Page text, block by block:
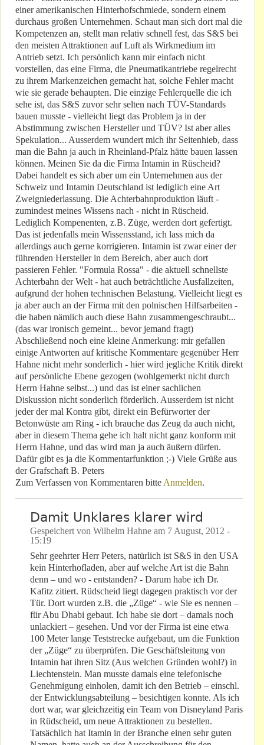
einer amerikanischen Hinterhofschmiede, sondern einem
durchaus großen Unternehmen. Schaut man sich dort mal die
Kompetenzen an, stellt man relativ schnell fest, das S&S bei
den meisten Attraktionen auf Luft als Wirkmedium im
Antrieb setzt. Ich persönlich kann mir einfach nicht
vorstellen, das eine Firma, die Pneumatikantriebe regelrecht
zu ihrem Markenzeichen gemacht hat, solche Fehler macht
wie sie gerade behaupten. Die einzige Fehlerquelle die ich
sehe ist, das S&S zuvor sehr selten nach TÜV-Standards
bauen musste - vielleicht liegt das Problem ja in der
Abstimmung zwischen Hersteller und TÜV? Ist aber alles
Spekulation... Ausserdem wundert mich ihr Seitenhieb, dass
man die Bahn ja auch in Rheinland-Pfalz hätte bauen lassen
können. Meinen Sie da die Firma Intamin in Rüscheid?
Dabei handelt es sich aber um ein Unternehmen aus der
Schweiz und Intamin Deutschland ist lediglich eine Art
Zweigniederlassung. Die Achterbahnproduktion läuft -
zumindest meines Wissens nach - nicht in Rüscheid.
Lediglich Kompenenten, z.B. Züge, werden dort gefertigt.
Das ist jedenfalls mein Wissensstand, ich lass mich da
allerdings auch gerne korrigieren. Intamin ist zwar einer der
führenden Hersteller in dem Bereich, aber auch dort
passieren Fehler. "Formula Rossa" - die aktuell schnellste
Achterbahn der Welt - hat auch beträchtliche Ausfallzeiten,
aufgrund der hohen technischen Belastung. Vielleicht liegt es
ja aber auch an der Firma mit den polnischen Hilfsarbeiten -
die haben nämlich auch diese Bahn zusammengeschraubt...
(das war ironisch gemeint... bevor jemand fragt)
Abschließend noch eine kleine Anmerkung: mir gefallen
einige Antworten auf kritische Kommentare gegenüber Herr
Hahne nicht mehr sonderlich - hier wird jegliche Kritik direkt
auf persönliche Ebene gezogen (wohlgemerkt nicht durch
Herrn Hahne selbst...) und das ist einer sachlichen
Diskussion nicht sonderlich förderlich. Ausserdem ist nicht
jeder der mal Kontra gibt, direkt ein Befürworter der
Betonwüste am Ring - ich brauche das Zeug da auch nicht,
aber in diesem Thema gehe ich halt nicht ganz konform mit
Herrn Hahne, und das wird man ja auch äußern dürfen.
Dafür gibt es ja die Kommentarfunktion ;-) Viele Grüße aus
der Grafschaft B. Peters
Zum Verfassen von Kommentaren bitte Anmelden.
Damit Unklares klarer wird
Gespeichert von Wilhelm Hahne am 7 August, 2012 -
15:19
Sehr geehrter Herr Peters, natürlich ist S&S in den USA
kein Hinterhofladen, aber auf welche Art ist die Bahn
denn – und wo - entstanden? - Darum habe ich Dr.
Kafitz zitiert. Rüdscheid liegt dagegen praktisch vor der
Tür. Dort wurden z.B. die „Züge“ - wie Sie es nennen –
für Abu Dhabi gebaut. Ich habe sie dort – damals noch
unlackiert – gesehen. Und vor der Firma ist eine etwa
100 Meter lange Teststrecke aufgebaut, um die Funktion
der „Züge“ zu überprüfen. Die Geschäftsleitung von
Intamin hat ihren Sitz (Aus welchen Gründen wohl?) in
Liechtenstein. Man musste damals eine telefonische
Genehmigung einholen, damit ich den Betrieb – einschl.
der Entwicklungsabteilung – besichtigen konnte. Als ich
dort war, war gleichzeitig ein Team von Disneyland Paris
in Rüdscheid, um neue Attraktionen zu bestellen.
Tatsächlich hat Itamin in der Branche einen sehr guten